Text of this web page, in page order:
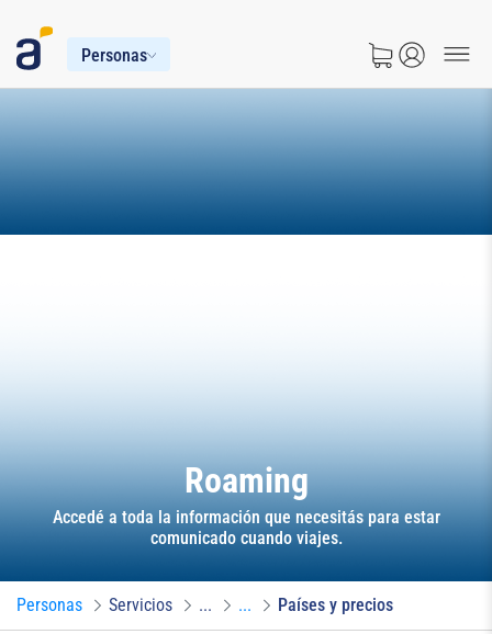
Personas
Roaming
Accedé a toda la información que necesitás para estar
comunicado cuando viajes.
Personas Servicios ... ... Países y precios